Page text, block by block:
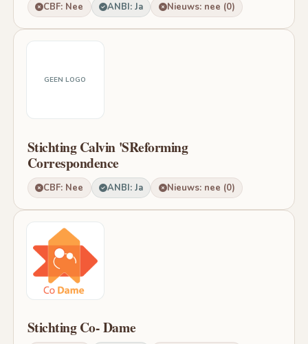
CBF: Nee ANBI: Ja Nieuws: nee (0)
GEEN LOGO
Stichting Calvin 'SReforming
Correspondence
CBF: Nee ANBI: Ja Nieuws: nee (0)
Stichting Co- Dame